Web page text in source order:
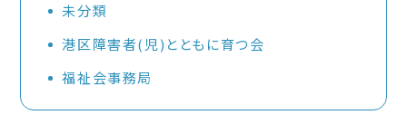
未分類
港区障害者(児)とともに育つ会
福祉会事務局